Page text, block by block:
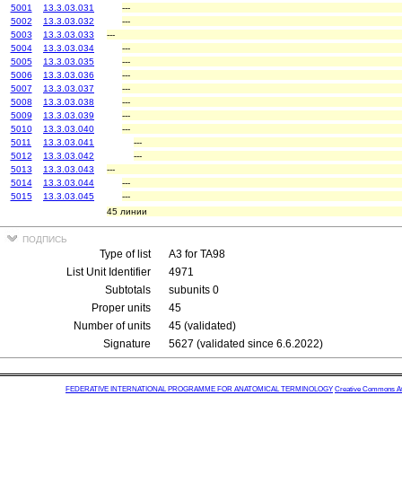
5001
13.3.03.031
---
5002
13.3.03.032
---
5003
13.3.03.033
---
5004
13.3.03.034
---
5005
13.3.03.035
---
5006
13.3.03.036
---
5007
13.3.03.037
---
5008
13.3.03.038
---
5009
13.3.03.039
---
5010
13.3.03.040
---
5011
13.3.03.041
---
5012
13.3.03.042
---
5013
13.3.03.043
---
5014
13.3.03.044
---
5015
13.3.03.045
---
45 линии
подпись
Type of list
A3 for TA98
List Unit Identifier
4971
Subtotals
subunits 0
Proper units
45
Number of units
45 (validated)
Signature
5627 (validated since 6.6.2022)
FEDERATIVE INTERNATIONAL PROGRAMME FOR ANATOMICAL TERMINOLOGY Creative Commons